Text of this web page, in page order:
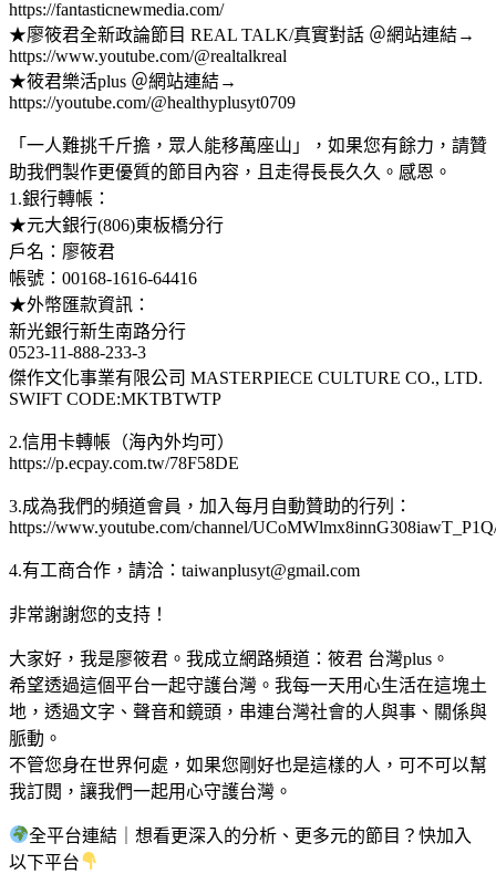
https://fantasticnewmedia.com/
★廖筱君全新政論節目 REAL TALK/真實對話 ＠網站連結→
https://www.youtube.com/@realtalkreal
★筱君樂活plus ＠網站連結→
https://youtube.com/@healthyplusyt0709
「一人難挑千斤擔，眾人能移萬座山」，如果您有餘力，請贊
助我們製作更優質的節目內容，且走得長長久久。感恩。
1.銀行轉帳：
★元大銀行(806)東板橋分行
戶名：廖筱君
帳號：00168-1616-64416
★外幣匯款資訊：
新光銀行新生南路分行
0523-11-888-233-3
傑作文化事業有限公司 MASTERPIECE CULTURE CO., LTD.
SWIFT CODE:MKTBTWTP
2.信用卡轉帳（海內外均可）
https://p.ecpay.com.tw/78F58DE
3.成為我們的頻道會員，加入每月自動贊助的行列：
https://www.youtube.com/channel/
4.有工商合作，請洽： taiwanplusyt@gmail.com
非常謝謝您的支持！
大家好，我是廖筱君。我成立網路頻道：筱君 台灣plus。
希望透過這個平台一起守護台灣。我每一天用心生活在這塊土
地，透過文字、聲音和鏡頭，串連台灣社會的人與事、關係與
脈動。
不管您身在世界何處，如果您剛好也是這樣的人，可不可以幫
我訂閱，讓我們一起用心守護台灣。
全平台連結｜想看更深入的分析、更多元的節目？快加入
以下平台